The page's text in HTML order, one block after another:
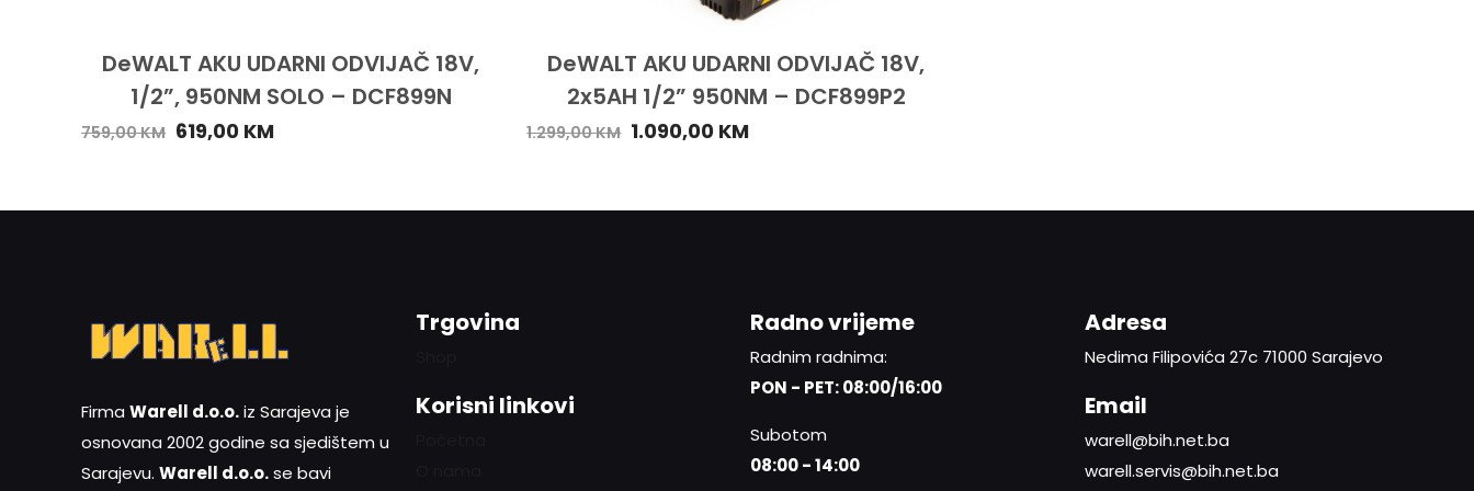
DeWALT AKU UDARNI ODVIJAČ 18V,
1/2”, 950NM SOLO – DCF899N
759,00KM 619,00 KM
DeWALT AKU UDARNI ODVIJAČ 18V,
2x5AH 1/2” 950NM – DCF899P2
1.299,00KM 1.090,00 KM
Firma Warell d.o.o.iz Sarajeva je
osnovana 2002 godine sa sjedištem u
Sarajevu. Warell d.o.o.se bavi
Trgovina
Korisni linkovi
Radno vrijeme
Radnim radnima:
PON - PET: 08:00/16:00
Subotom
08:00 - 14:00
Adresa
Nedima Filipovića 27c 71000 Sarajevo
Email
warell@bih.net.ba
warell.servis@bih.net.ba